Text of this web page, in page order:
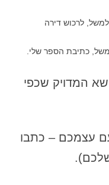
לרכוש דירה
כתיבת הספר שלי.
המדויק שכפי
עצמכם – כתבו